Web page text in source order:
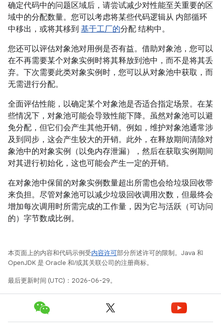
确定代码中的问题区域后，请尝试减少对性能至关重要的区
域中的分配数量。您可以考虑将某些代码逻辑从 内部循环
中移出，或将其移到 基于工厂的分配 结构中。
您还可以评估对象池对用例是否有益。借助对象池，您可以
在不再需要某个对象实例时将其释放到池中，而不是将其丢
弃。下次需要此类对象实例时，您可以从对象池中获取，而
无需进行分配。
全面评估性能，以确定某个对象池是否适合指定场景。在某
些情况下，对象池可能会导致性能下降。虽然对象池可以避
免分配，但它们会产生其他开销。例如，维护对象池通常涉
及到同步，这会产生较大的开销。此外，在释放期间清除对
象池中的对象实例（以免内存泄漏），然后在获取实例期间
对其进行初始化，这也可能会产生一定的开销。
在对象池中保留的对象实例数量超出所需也会给垃圾回收带
来负担。尽管对象池可以减少垃圾回收调用次数，但最终会
增加每次调用时所需完成的工作量，因为它与活跃（可访问
的）字节数成比例。
本页面上的内容和代码示例受内容许可部分所述许可的限制。Java 和
OpenJDK 是 Oracle 和/或其关联公司的注册商标。
最后更新时间 (UTC)：2026-06-29。